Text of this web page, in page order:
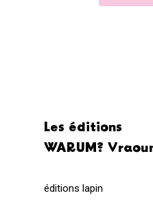
Les éditions
WARUM?
éditions lapin